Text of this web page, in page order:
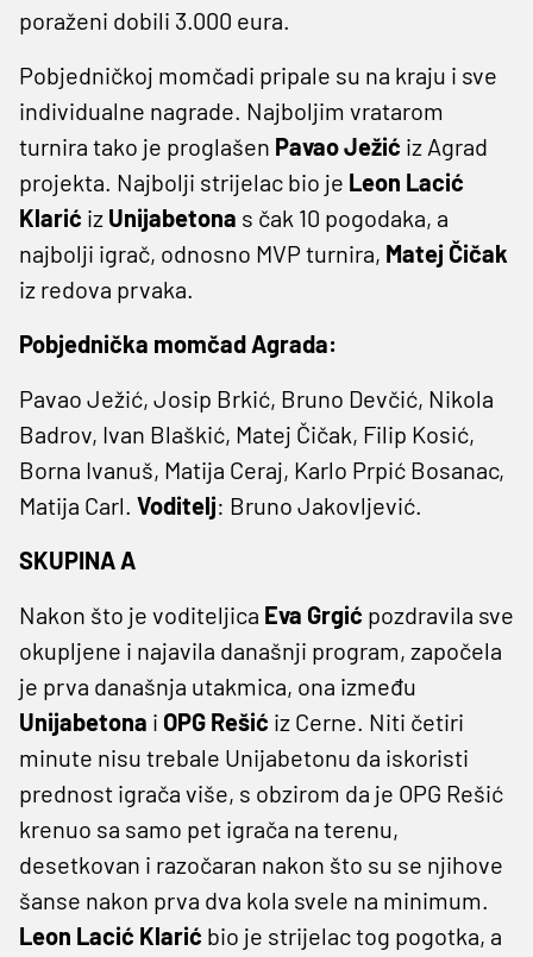
poraženi dobili 3.000 eura.
Pobjedničkoj momčadi pripale su na kraju i sve
individualne nagrade. Najboljim vratarom
turnira tako je proglašen Pavao Ježić iz Agrad
projekta. Najbolji strijelac bio je Leon Lacić
Klarić iz Unijabetona s čak 10 pogodaka, a
najbolji igrač, odnosno MVP turnira, Matej Čičak
iz redova prvaka.
Pobjednička momčad Agrada:
Pavao Ježić, Josip Brkić, Bruno Devčić, Nikola
Badrov, Ivan Blaškić, Matej Čičak, Filip Kosić,
Borna Ivanuš, Matija Ceraj, Karlo Prpić Bosanac,
Matija Carl. Voditelj: Bruno Jakovljević.
SKUPINA A
Nakon što je voditeljica Eva Grgić pozdravila sve
okupljene i najavila današnji program, započela
je prva današnja utakmica, ona između
Unijabetona i OPG Rešić iz Cerne. Niti četiri
minute nisu trebale Unijabetonu da iskoristi
prednost igrača više, s obzirom da je OPG Rešić
krenuo sa samo pet igrača na terenu,
desetkovan i razočaran nakon što su se njihove
šanse nakon prva dva kola svele na minimum.
Leon Lacić Klarić bio je strijelac tog pogotka, a